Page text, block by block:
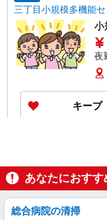
三丁目小規模多機能
小
夜
キープ
介
あなたにおすす
総合病院の清掃